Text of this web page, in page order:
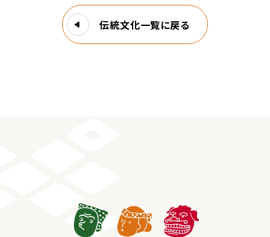
伝統文化一覧に戻る